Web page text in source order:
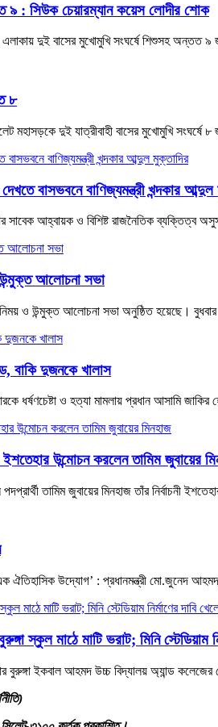
৯ : সিউক চেয়ারম্যান কয়েস লোদীর শোক
এলাকায় দুই বাসের মুখোমুখি সংঘর্ষে শিশুসহ অন্তত
৮
মহাসড়কে দুই যাত্রীবাহী বাসের মুখোমুখি
বাসভবনে বাণিজ্যমন্ত্রী খন্দকার আব্দুল
সাবেক আহ্বায়ক ও বিশিষ্ট রাজনৈতিক
উন্মুক্ত আলোচনা সভা
ও উন্মুক্ত আলোচনা সভা অনুষ্ঠিত হয়েছে।
বাকি দুজনকে খালাস
ধর্ষণচেষ্টা ও হত্যা মামলায় প্রধান আসামি
ইশতেহার উন্মোচন করলেন তামিম জুবায়ের
তামিম জুবায়ের মিনহাজ তাঁর নির্বাচনী
ঐতিহাসিক উদ্যোগ’ : প্রধানমন্ত্রী মো.জুনেদ
স্কুল মাঠে মাটি ভরাট; মিনি স্টেডিয়াম
বুরুঙ্গা ইকবাল আহমদ উচ্চ বিদ্যালয় অ্যান্ড